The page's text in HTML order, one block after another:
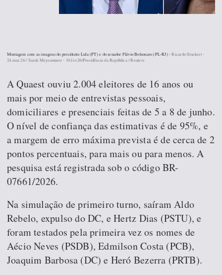
Montagem com as imagens do presidente Lula (PT) e do senador Flávio Bolsonaro (PL-RJ) -Ricardo Stuckert -
24.mar.26 / Sarah Meyssonnier - 10.fev.26/Presidência da República / Reuters
A Quaest ouviu 2.004 eleitores de 16 anos ou
mais por meio de entrevistas pessoais,
domiciliares e presenciais feitas de 5 a 8 de junho.
O nível de confiança das estimativas é de 95%, e
a margem de erro máxima prevista é de cerca de 2
pontos percentuais, para mais ou para menos. A
pesquisa está registrada sob o código BR-
07661/2026.
Na simulação de primeiro turno, saíram Aldo
Rebelo, expulso do DC, e Hertz Dias (PSTU), e
foram testados pela primeira vez os nomes de
Aécio Neves (PSDB), Edmilson Costa (PCB),
Joaquim Barbosa (DC) e Heró Bezerra (PRTB).